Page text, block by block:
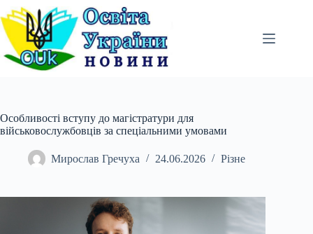
Перейти
до
вмісту
Особливості вступу до магістратури для
військовослужбовців за спеціальними умовами
Мирослав Гречуха 24.06.2026 Різне